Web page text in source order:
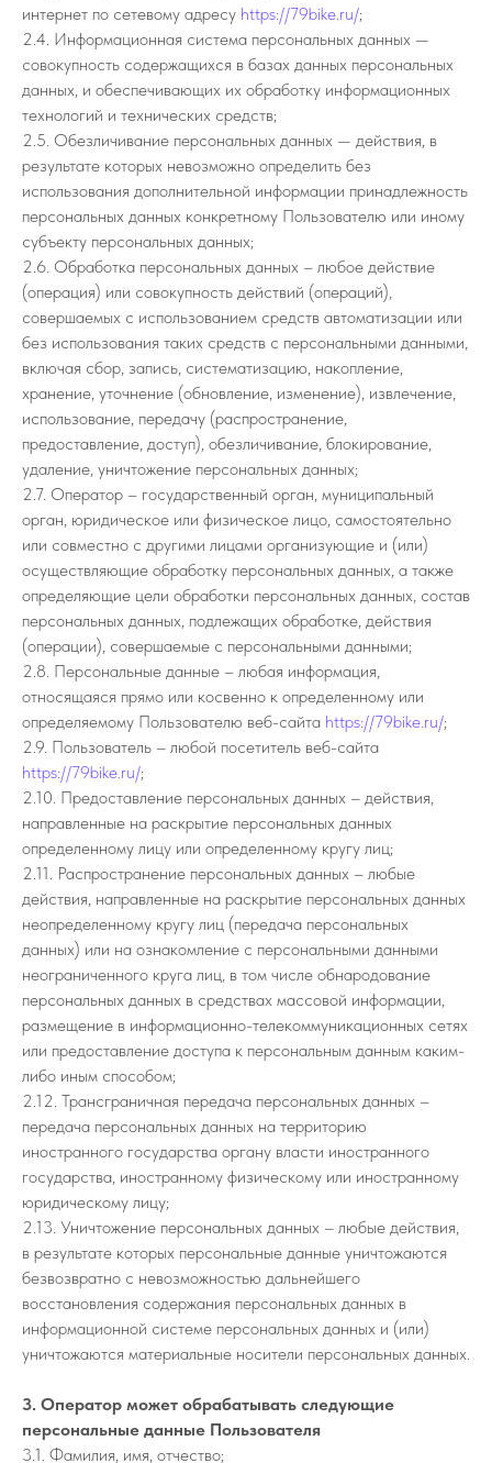
интернет по сетевому адресу https://79bike.ru/;
2.4. Информационная система персональных данных —
совокупность содержащихся в базах данных персональных
данных, и обеспечивающих их обработку информационных
технологий и технических средств;
2.5. Обезличивание персональных данных — действия, в
результате которых невозможно определить без
использования дополнительной информации принадлежность
персональных данных конкретному Пользователю или иному
субъекту персональных данных;
2.6. Обработка персональных данных – любое действие
(операция) или совокупность действий (операций),
совершаемых с использованием средств автоматизации или
без использования таких средств с персональными данными,
включая сбор, запись, систематизацию, накопление,
хранение, уточнение (обновление, изменение), извлечение,
использование, передачу (распространение,
предоставление, доступ), обезличивание, блокирование,
удаление, уничтожение персональных данных;
2.7. Оператор – государственный орган, муниципальный
орган, юридическое или физическое лицо, самостоятельно
или совместно с другими лицами организующие и (или)
осуществляющие обработку персональных данных, а также
определяющие цели обработки персональных данных, состав
персональных данных, подлежащих обработке, действия
(операции), совершаемые с персональными данными;
2.8. Персональные данные – любая информация,
относящаяся прямо или косвенно к определенному или
определяемому Пользователю веб-сайта https://79bike.ru/;
2.9. Пользователь – любой посетитель веб-сайта
https://79bike.ru/;
2.10. Предоставление персональных данных – действия,
направленные на раскрытие персональных данных
определенному лицу или определенному кругу лиц;
2.11. Распространение персональных данных – любые
действия, направленные на раскрытие персональных данных
неопределенному кругу лиц (передача персональных
данных) или на ознакомление с персональными данными
неограниченного круга лиц, в том числе обнародование
персональных данных в средствах массовой информации,
размещение в информационно-телекоммуникационных сетях
или предоставление доступа к персональным данным каким-
либо иным способом;
2.12. Трансграничная передача персональных данных –
передача персональных данных на территорию
иностранного государства органу власти иностранного
государства, иностранному физическому или иностранному
юридическому лицу;
2.13. Уничтожение персональных данных – любые действия,
в результате которых персональные данные уничтожаются
безвозвратно с невозможностью дальнейшего
восстановления содержания персональных данных в
информационной системе персональных данных и (или)
уничтожаются материальные носители персональных данных.
3. Оператор может обрабатывать следующие
персональные данные Пользователя
3.1. Фамилия, имя, отчество;